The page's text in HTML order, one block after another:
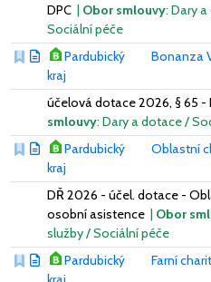
DPC | Obor smlouvy: Dary
Sociální péče
Pardubický
kraj
Bonanza
účelová dotace 2026, § 65 -
smlouvy: Dary a dotace /
Pardubický
kraj
Oblastní
DŘ 2026 - účel. dotace -
osobní asistence | Obor
služby / Sociální péče
Pardubický
Farní